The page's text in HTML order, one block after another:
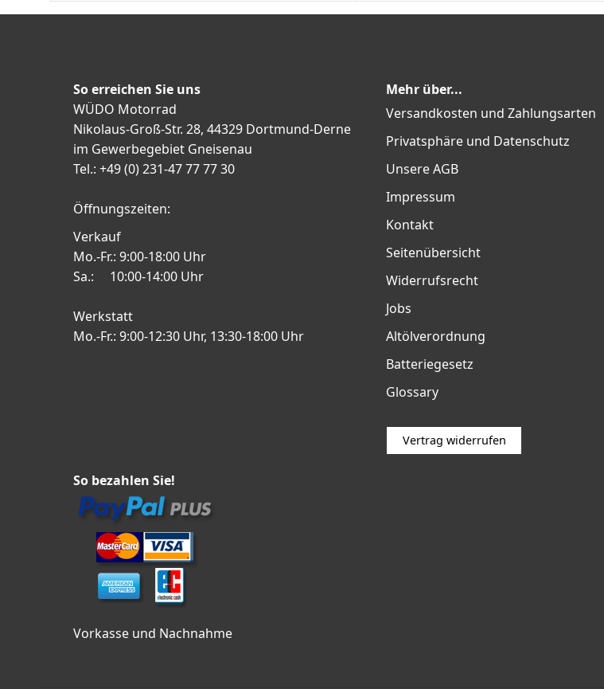
So erreichen Sie uns
WÜDO Motorrad
Nikolaus-Groß-Str. 28, 44329 Dortmund-Derne
im Gewerbegebiet Gneisenau
Tel.: +49 (0) 231-47 77 77 30
Öffnungszeiten:
Verkauf
Mo.-Fr.: 9:00-18:00 Uhr
Sa.: 10:00-14:00 Uhr
Werkstatt
Mo.-Fr.: 9:00-12:30 Uhr, 13:30-18:00 Uhr
Mehr über...
Versandkosten und Zahlungsarten
Privatsphäre und Datenschutz
Unsere AGB
Impressum
Kontakt
Seitenübersicht
Widerrufsrecht
Jobs
Altölverordnung
Batteriegesetz
Glossary
Vertrag widerrufen
So bezahlen Sie!
Vorkasse und Nachnahme